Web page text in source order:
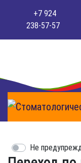
+7 924
238-57-57
Не